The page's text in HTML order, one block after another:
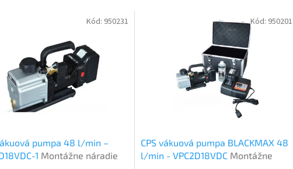
pumpa 48 l/min –
1 Montážne náradie
Kód: 950231
CPS vákuová pumpa BLACKMAX 48
l/min - VPC2D18VDC Montážne
Kód: 950201